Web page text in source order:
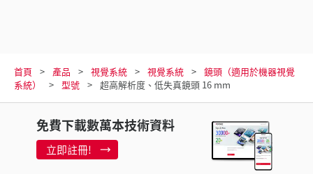
首頁 產品 視覺系統 視覺系統
鏡頭（適用於機器視覺
系統）
型號 超高解析度、低失真鏡頭 16 mm
免費下載數萬本技術資料
立即註冊!